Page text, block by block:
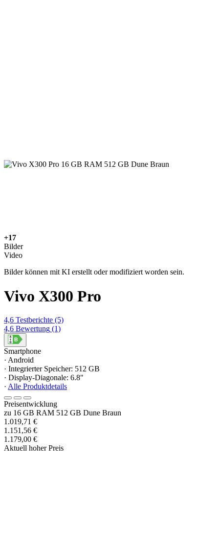
+17
Bilder
Video
Bilder können mit KI erstellt oder modifiziert worden sein.
Vivo X300 Pro
4,6 Testberichte (5)
4,6 Bewertung (1)
Smartphone
· Android
· Integrierter Speicher: 512 GB
· Display-Diagonale: 6.8"
· Alle Produktdetails
Preisentwicklung
zu 16 GB RAM 512 GB Dune Braun
1.019,71 €
1.151,56 €
1.179,00 €
Aktuell hoher Preis